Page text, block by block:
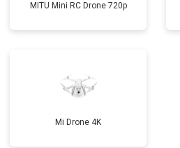
MITU Mini RC Drone 720p
Mi Drone 4K